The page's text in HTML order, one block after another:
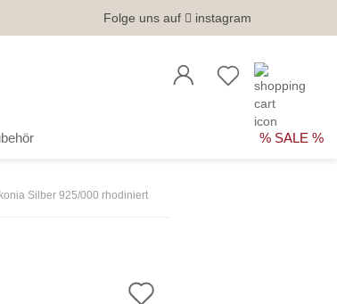
Folge uns auf instagram
% SALE %
Silber 925/000 rhodiniert